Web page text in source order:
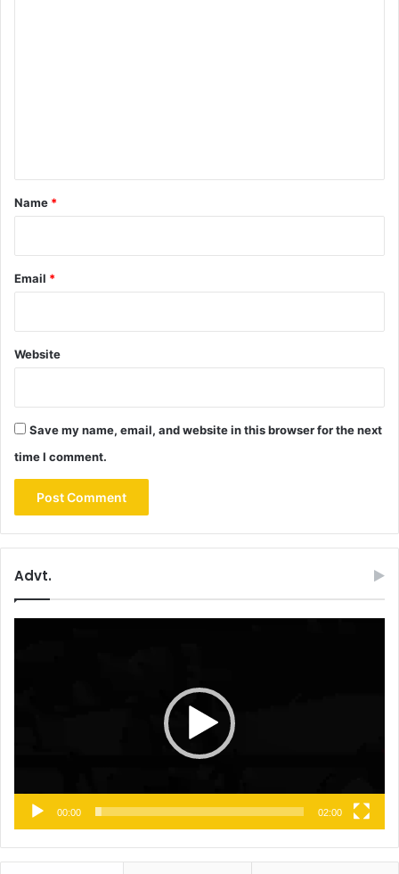
*
Name *
Email *
Website
Save my name, email, and website in this browser for the next
time I comment.
Advt.
00:00 02:00